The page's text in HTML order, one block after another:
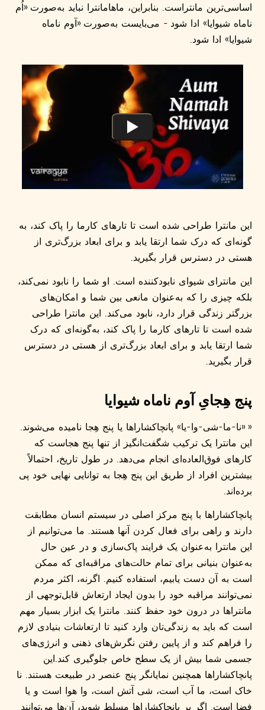
اساسی‌ترین مانتراست. بنابراین، ماهامانترا نباید به‌صورت «اُم
ناماه شیوایا» ادا شود - می‌بایست به‌صورت «آوم ناماه
شیوایا» ادا شود.
این مانترا طراحی شده است تا تارهای کارما را پاک کند، به
گونه‌ای که درک شما ارتقا یابد و برای ابعاد بزرگ‌تری از
هستی در دسترس قرار بگیرید.
این مانترای شیوای نابودکننده است. او شما را نابود نمی‌کند،
بلکه چیزی را که به‌عنوان مانعی بین شما و امکان‌های
بزرگتر زندگی قرار دارد، نابود می‌کند. این مانترا طراحی
شده است تا تارهای کارما را پاک کند، به‌گونه‌ای که درک
شما ارتقا یابد و برای ابعاد بزرگ‌تری از هستی در دسترس
قرار بگیرید.
پنج هِجایِ آوم ناماه شیوایا
« «نا-ما-شی-وا-یا» پانچاکشاراها یا پنج هِجا نامیده می‌شوند.
این مانترا یک ترکیب شگفت‌انگیز از تنها پنج هجاست که
کارهای فوق‌العاده‌ای انجام می‌دهد. در طول تاریخ، احتمالاً
بیشترین افراد از طریق این پنج هِجا به توانایی نهایی خود پی
برده‌اند.
پانچاکشاراها با پنج مرکز اصلی در سیستم انسان مطابقت
دارند و راهی برای فعال کردن آنها هستند. ما می‌توانیم از
این مانترا به‌عنوان یک فرایند پاک‌سازی و در عین حال
به‌عنوان بنیانی برای تمام حالت‌های مراقبه‌ای که ممکن
است به آن دست یابیم، استفاده کنیم. اگرنه، اکثر مردم
نمی‌توانند مراقبه خود را بدون ایجاد ارتعاش قابل‌توجهی از
مانتراها در درون خود حفظ کنند. مانترا یک ابزار بسیار مهم
است که باید به زندگی‌تان وارد کنید تا ارتعاشات بنیادی لازم
را فراهم کند و از پایین رفتن نگرش‌های ذهنی و انرژی‌های
جسمی شما بیش از یک سطح خاص جلوگیری کند.این
پانچاکشاراها همچنین نمایانگر پنج عنصر در طبیعت هستند. نا
خاک است، ما آب است، شی آتش است، وا هوا است و یا
فضا است. اگر بر پانچاکشاراها مسلط شوید، آن‌ها می‌توانند